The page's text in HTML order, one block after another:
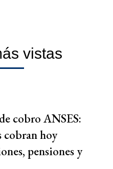
vistas
cobro ANSES:
cobran hoy
pensiones y